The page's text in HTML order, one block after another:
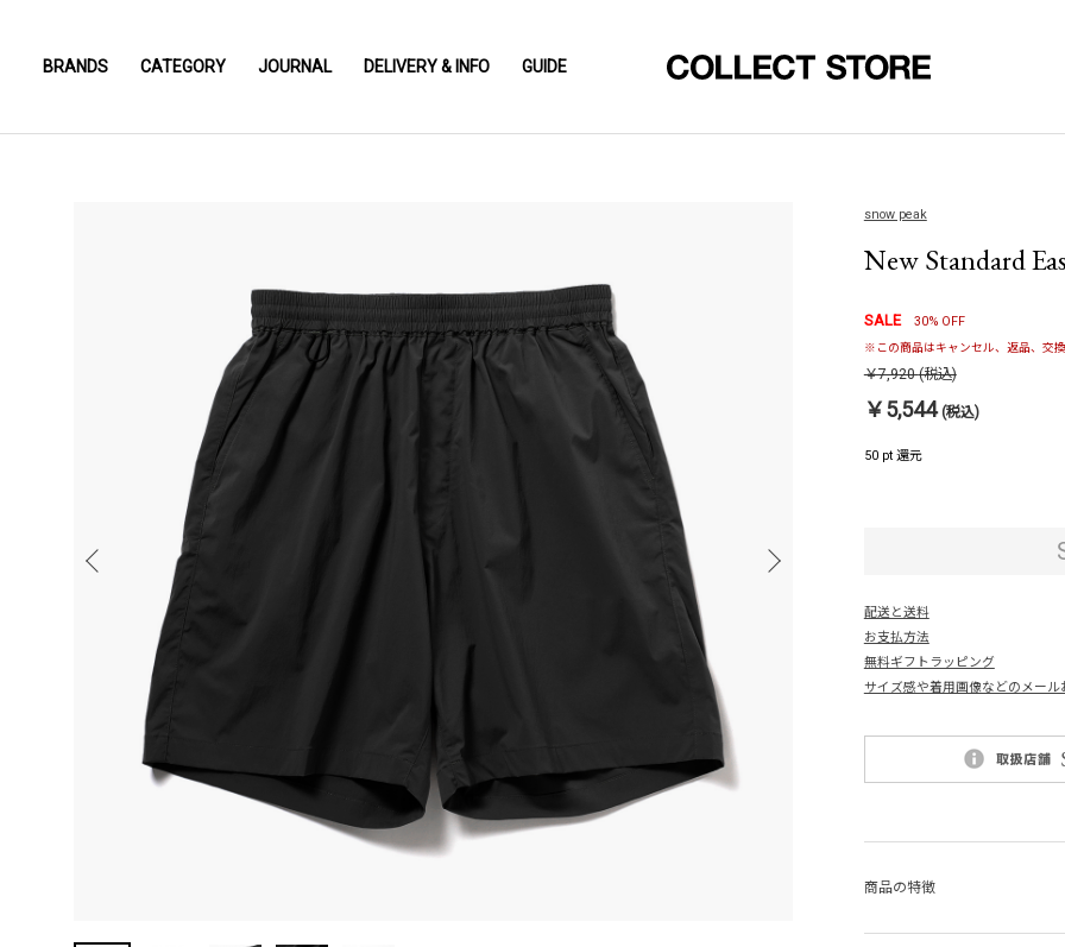
BRANDS CATEGORY JOURNAL DELIVERY & INFO GUIDE
snow peak
New Standard
SALE 30% OFF
※この商品はキャンセル、返品、交
￥7,920(税込)
￥5,544 (税込)
50 pt 還元
配送と送料
お支払方法
無料ギフトラッピング
サイズ感や着用画像などのメール
商品の特徴